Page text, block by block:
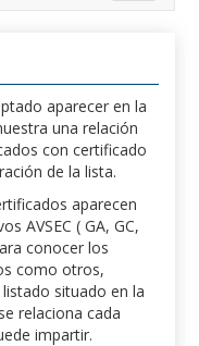
aparecer en la
una relación
con certificado
de la lista.
aparecen
AVSEC ( GA, GC,
conocer los
como otros,
situado en la
relaciona cada
impartir.